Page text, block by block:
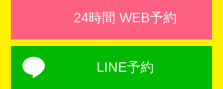
24時間 WEB予約
LINE予約